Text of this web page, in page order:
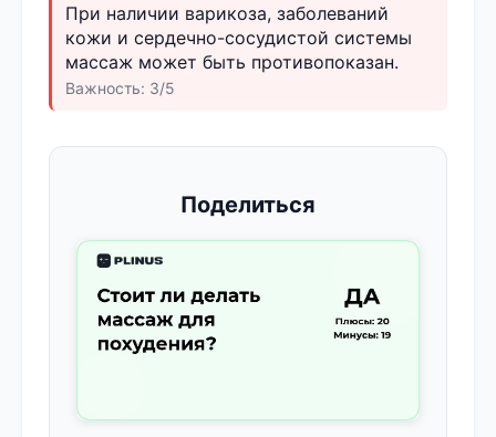
При наличии варикоза, заболеваний
кожи и сердечно-сосудистой системы
массаж может быть противопоказан.
Важность: 3/5
Поделиться